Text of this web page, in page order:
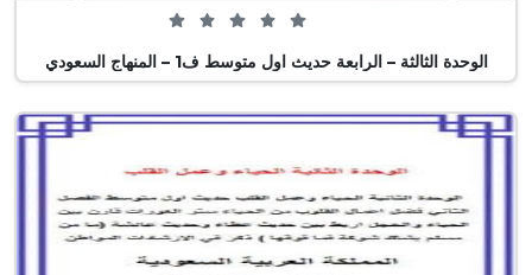
0 من 5 (0 تصويت)
الوحدة الثالثة – الرابعة حديث اول متوسط ف1 – المنهاج السعودي